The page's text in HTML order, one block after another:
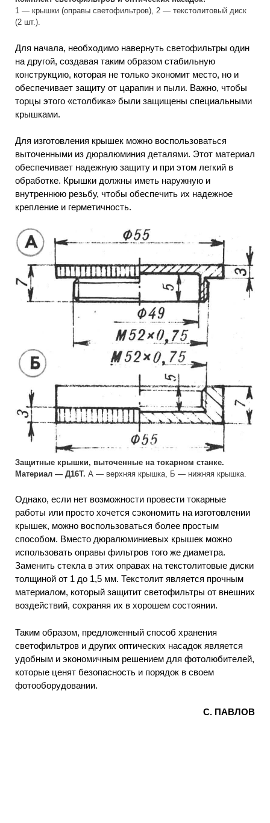
1 — крышки (оправы светофильтров), 2 — текстолитовый диск
(2 шт.).
Для начала, необходимо навернуть светофильтры один
на другой, создавая таким образом стабильную
конструкцию, которая не только экономит место, но и
обеспечивает защиту от царапин и пыли. Важно, чтобы
торцы этого «столбика» были защищены специальными
крышками.
Для изготовления крышек можно воспользоваться
выточенными из дюралюминия деталями. Этот материал
обеспечивает надежную защиту и при этом легкий в
обработке. Крышки должны иметь наружную и
внутреннюю резьбу, чтобы обеспечить их надежное
крепление и герметичность.
Защитные крышки, выточенные на токарном станке.
Материал — Д16Т. А — верхняя крышка, Б — нижняя крышка.
Однако, если нет возможности провести токарные
работы или просто хочется сэкономить на изготовлении
крышек, можно воспользоваться более простым
способом. Вместо дюралюминиевых крышек можно
использовать оправы фильтров того же диаметра.
Заменить стекла в этих оправах на текстолитовые диски
толщиной от 1 до 1,5 мм. Текстолит является прочным
материалом, который защитит светофильтры от внешних
воздействий, сохраняя их в хорошем состоянии.
Таким образом, предложенный способ хранения
светофильтров и других оптических насадок является
удобным и экономичным решением для фотолюбителей,
которые ценят безопасность и порядок в своем
фотооборудовании.
С. ПАВЛОВ